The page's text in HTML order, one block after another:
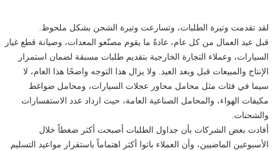
لقد تقدمت وتيرة الطلبات، وتسارعت وتيرة الشحن بشكل ملحوظ.
قبل عيد العمال من كل عام، عادةً ما يقوم مصنّعو المعدات، وصيانة قطع غيار
السيارات، وعملاء التجارة الخارجية بتقديم طلبات مسبقة لضمان استمرار
الإنتاج والمبيعات قبل وبعد العيد. ولا يزال هذا التوجه واضحًا هذا العام، لا
سيما في فئات مثل محامل محاور عجلات السيارات، ومحامل ضواغط
مكيفات الهواء، والمحامل الصناعية العامة، حيث ازداد عدد الاستفسارات
والشحنات.
أفادت بعض الشركات بأن جداول الطلبات أصبحت أكثر ضغطاً خلال
الأسبوعين الماضيين، وأن العملاء باتوا أكثر اهتماماً باستقرار مواعيد التسليم